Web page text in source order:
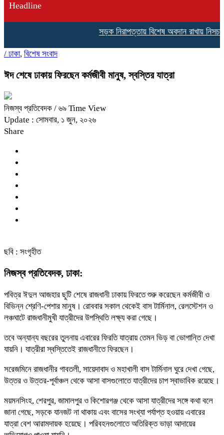
Headline
সড়ক নিরাপত্তায় বিশেষ অবদান রাখায় নিসচা
/ ঢাকা, বিশেষ সংবাদ
ঈদ শেষে ঢাকায় ফিরছেন কর্মজীবী মানুষ, স্বস্তির যাত্রা
নিজস্ব প্রতিবেদক / ৬৯ Time View
Update : সোমবার, ১ জুন, ২০২৬
Share
ছবি : সংগৃহীত
নিজস্ব প্রতিবেদক, ঢাকা:
পবিত্র ঈদুল আজহার ছুটি শেষে রাজধানী ঢাকায় ফিরতে শুরু করেছেন কর্মজীবী ও
বিভিন্ন শ্রেণি-পেশার মানুষ। রোববার সকাল থেকেই বাস টার্মিনাল, রেলস্টেশন ও
লঞ্চঘাটে রাজধানীমুখী যাত্রীদের উপস্থিতি লক্ষ্য করা গেছে।
তবে অন্যান্য বছরের তুলনায় এবারের ফিরতি যাত্রায় তেমন ভিড় বা ভোগান্তি দেখা
যায়নি। যাত্রীরা স্বস্তিতেই রাজধানীতে ফিরছেন।
সরেজমিনে রাজধানীর গাবতলী, সায়েদাবাদ ও মহাখালী বাস টার্মিনাল ঘুরে দেখা গেছে,
উত্তর ও উত্তর-পূর্বাঞ্চল থেকে আসা বাসগুলোতে যাত্রীদের চাপ স্বাভাবিক রয়েছে।
ময়মনসিংহ, শেরপুর, জামালপুর ও কিশোরগঞ্জ থেকে আসা যাত্রীদের সঙ্গে কথা বলে
জানা গেছে, সড়কে যানজট না থাকায় এবং বাসের সংখ্যা পর্যাপ্ত হওয়ায় এবারের
যাত্রা বেশ আরামদায়ক হয়েছে। পরিবহনগুলোতে অতিরিক্ত ভাড়া আদায়ের